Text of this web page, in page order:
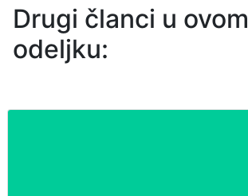
Drugi članci u ovom
odeljku: